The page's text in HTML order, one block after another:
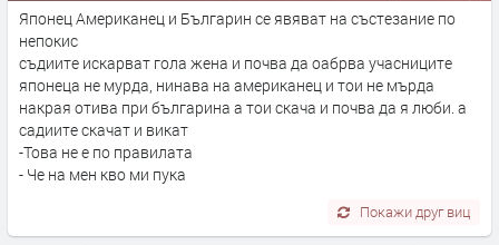
Японец Американец и Българин се явяват на състезание по
непокис
съдиите искарват гола жена и почва да оабрва учасниците
японеца не мурда, нинава на американец и тои не мърда
накрая отива при българина а тои скача и почва да я люби. а
садиите скачат и викат
-Това не е по правилата
- Че на мен кво ми пука
Покажи друг виц